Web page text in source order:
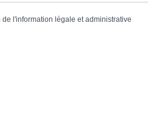
de l'information légale et administrative